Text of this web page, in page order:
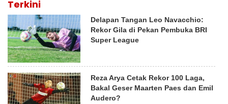
Terkini
Delapan Tangan Leo Navacchio:
Rekor Gila di Pekan Pembuka BRI
Super League
Reza Arya Cetak Rekor 100 Laga,
Bakal Geser Maarten Paes dan Emil
Audero?